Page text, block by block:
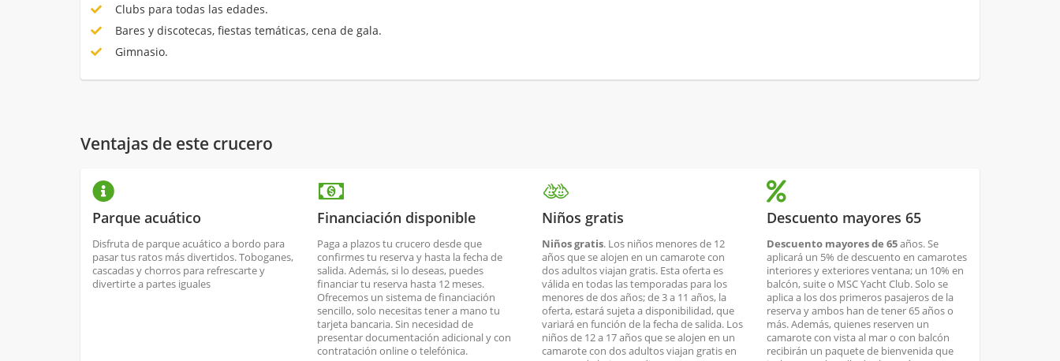
Clubs para todas las edades.
Bares y discotecas, fiestas temáticas, cena de gala.
Gimnasio.
Ventajas de este crucero
Parque acuático
Disfruta de parque acuático a bordo para
pasar tus ratos más divertidos. Toboganes,
cascadas y chorros para refrescarte y
divertirte a partes iguales
Financiación disponible
Paga a plazos tu crucero desde que
confirmes tu reserva y hasta la fecha de
salida. Además, si lo deseas, puedes
financiar tu reserva hasta 12 meses.
Ofrecemos un sistema de financiación
sencillo, solo necesitas tener a mano tu
tarjeta bancaria. Sin necesidad de
presentar documentación adicional y con
contratación online o telefónica.
Niños gratis
Niños gratis. Los niños menores de 12
años que se alojen en un camarote con
dos adultos viajan gratis. Esta oferta es
válida en todas las temporadas para los
menores de dos años; de 3 a 11 años, la
oferta, estará sujeta a disponibilidad, que
variará en función de la fecha de salida. Los
niños de 12 a 17 años que se alojen en un
camarote con dos adultos viajan gratis en
Descuento mayores 65
Descuento mayores de 65años. Se
aplicará un 5% de descuento en camarotes
interiores y exteriores ventana; un 10% en
balcón, suite o MSC Yacht Club. Solo se
aplica a los dos primeros pasajeros de la
reserva y ambos han de tener 65 años o
más. Además, quienes reserven un
camarote con vista al mar o con balcón
recibirán un paquete de bienvenida que